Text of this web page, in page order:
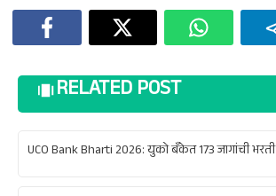
RELATED POST
UCO Bank Bharti 2026: युको बँकेत 173 जागांची भरती